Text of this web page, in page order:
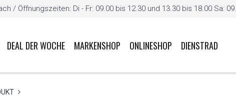
/ Öffnungszeiten: Di - Fr: 09.00 bis 12.30 und 13.30 bis 18.00 Sa:
DEAL DER WOCHE MARKENSHOP ONLINESHOP DIENSTRAD